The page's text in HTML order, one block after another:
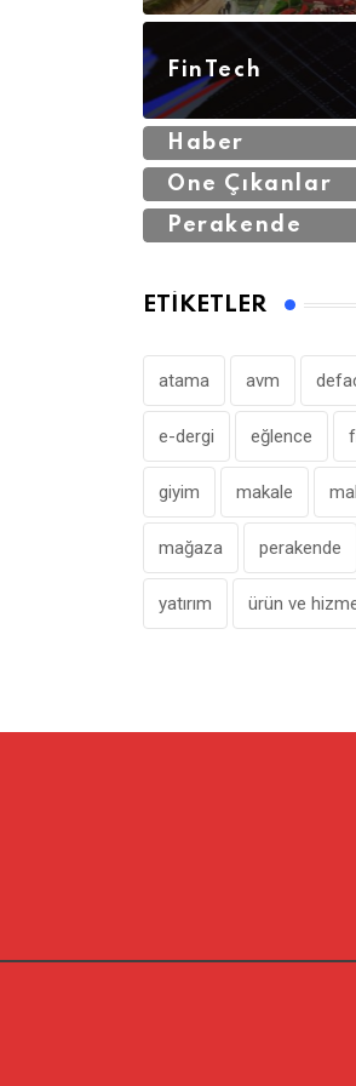
FinTech
Haber
Öne Çıkanlar
Perakende
ETIKETLER
atama avm
e-dergi eğlence
giyim makale
mağaza perakende
yatırım ürün ve